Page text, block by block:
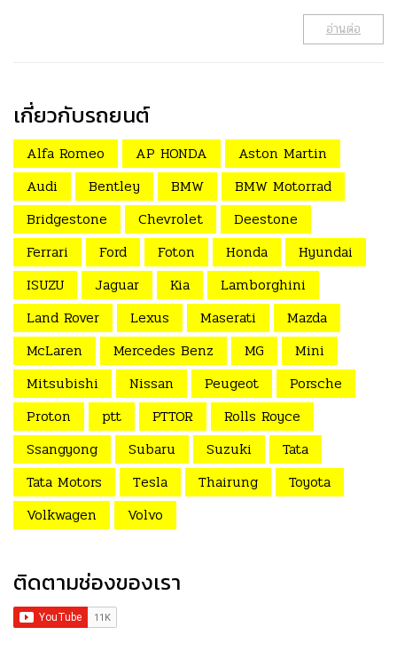
อ่านต่อ
เกี่ยวกับรถยนต์
Alfa Romeo AP HONDA
Aston Martin
Audi
Bentley BMW
BMW Motorrad
Bridgestone
Chevrolet
Deestone
Ferrari
Ford Foton Honda
Hyundai
ISUZU
Jaguar Kia
Lamborghini
Land Rover
Lexus Maserati
Mazda
McLaren
Mercedes Benz MG
Mini
Mitsubishi
Nissan Peugeot
Porsche
Proton
ptt PTTOR
Rolls Royce
Ssangyong
Subaru Suzuki
Tata
Tata Motors
Tesla Thairung
Toyota
Volkwagen
Volvo
ติดตามช่องของเรา